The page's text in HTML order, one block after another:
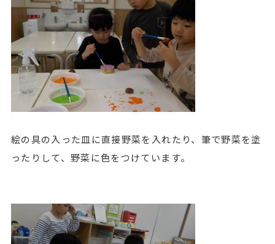
絵の具の入った皿に直接野菜を入れたり、筆で野菜を塗
ったりして、野菜に色をつけています。